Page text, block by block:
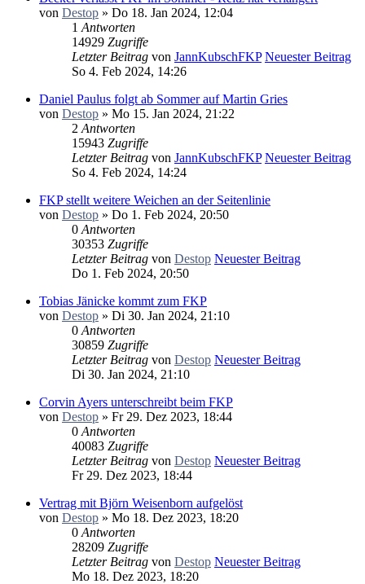
von Destop » Do 18. Jan 2024, 12:04
1 Antworten
14929 Zugriffe
Letzter Beitrag von JannKubschFKP Neuester Beitrag
So 4. Feb 2024, 14:26
Daniel Paulus folgt ab Sommer auf Martin Gries
von Destop » Mo 15. Jan 2024, 21:22
2 Antworten
15943 Zugriffe
Letzter Beitrag von JannKubschFKP Neuester Beitrag
So 4. Feb 2024, 14:24
FKP stellt weitere Weichen an der Seitenlinie
von Destop » Do 1. Feb 2024, 20:50
0 Antworten
30353 Zugriffe
Letzter Beitrag von Destop Neuester Beitrag
Do 1. Feb 2024, 20:50
Tobias Jänicke kommt zum FKP
von Destop » Di 30. Jan 2024, 21:10
0 Antworten
30859 Zugriffe
Letzter Beitrag von Destop Neuester Beitrag
Di 30. Jan 2024, 21:10
Corvin Ayers unterschreibt beim FKP
von Destop » Fr 29. Dez 2023, 18:44
0 Antworten
40083 Zugriffe
Letzter Beitrag von Destop Neuester Beitrag
Fr 29. Dez 2023, 18:44
Vertrag mit Björn Weisenborn aufgelöst
von Destop » Mo 18. Dez 2023, 18:20
0 Antworten
28209 Zugriffe
Letzter Beitrag von Destop Neuester Beitrag
Mo 18. Dez 2023, 18:20